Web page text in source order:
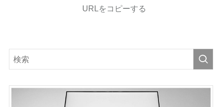
URLをコピーする